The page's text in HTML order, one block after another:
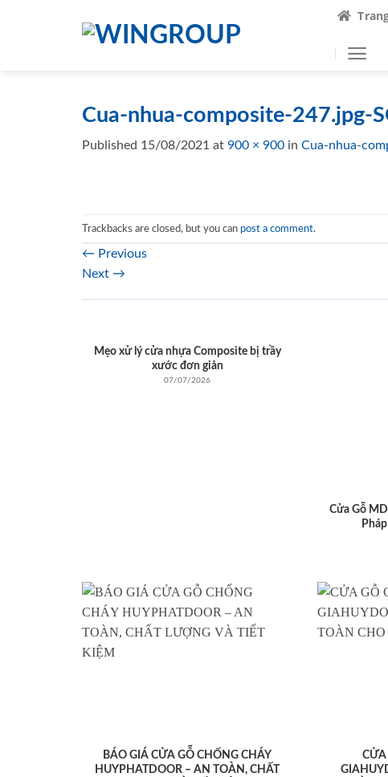
Cua-nhua-composite-247.jpg-
Published 15/08/2021 at 900 × 900 in Cua-nhua-
Trackbacks are closed, but you can post a comment.
← Previous
Next →
Mẹo xử lý cửa nhựa Composite bị trầy
xước đơn giản
07/07/2026
Cửa Gỗ
BÁO GIÁ CỬA GỖ CHỐNG CHÁY
HUYPHATDOOR – AN TOÀN, CHẤT
CỬA